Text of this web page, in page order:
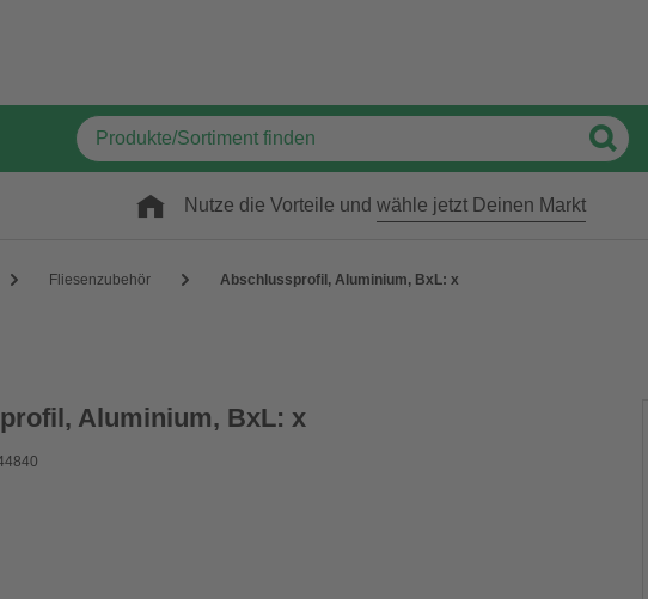
Nutze die Vorteile und wähle jetzt Deinen Markt
Fliesenzubehör Abschlussprofil, Aluminium, BxL: x
Aluminium, BxL: x